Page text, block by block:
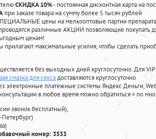
СКИДКА 10%- постоянная дисконтная карта на
при заказе товара на сумму более 5 тысяч рублей
цены на мелкооптовые партии
различные АКЦИИ позволяющие покупать
ценам!
максимальные усилия, чтобы сделать
без выходных дней круглосуточно. Для
смазка для сексадоставляются круглосуточно
электронные платежные системы Яндекс Деньги,
в любое время можно обратиться» по
звонок бесплатный),
Петербург)
номер: 3533